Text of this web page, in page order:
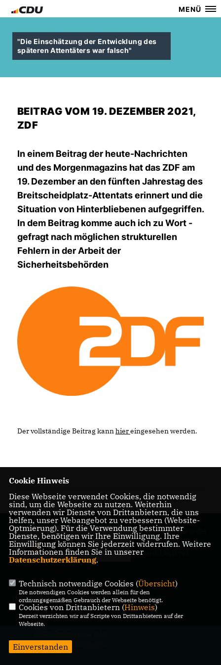
MENÜ
"Die Einschätzung der Entwicklung des
späteren Attentäters war falsch"
BEITRAG VOM 19. DEZEMBER 2021,
ZDF
In einem Beitrag der heute-Nachrichten
und des Morgenmagazins hat das ZDF am
19. Dezember an den fünften Jahrestag des
Breitscheidplatz-Attentats erinnert und die
Situation von Hinterbliebenen aufgegriffen.
In dem Beitrag komme auch ich zu Wort -
gefragt nach möglichen strukturellen
Fehlern in der Arbeit der
Sicherheitsbehörden
Der vollständige Beitrag kannhiereingesehen werden.
10.01.2022
Der Abgeordnete des
Pankower Wahlkreis
6 stellt sich vor.
IMPRESSUM DATENSCHUTZ KONTAKT
Alle Rechte vorbehalten.
Cookie Hinweis
Diese Webseite verwendet Cookies, die notwendig
sind, um die Webseite zu nutzen. Weiterhin
verwenden wir Dienste von Drittanbietern, die uns
helfen, unser Webangebot zu verbessern (Website-
Optmierung). Für die Verwendung bestimmter
Dienste, benötigen wir Ihre Einwilligung. Ihre
Einwilligung können Sie jederzeit widerrufen. Weitere
Informationen finden Sie in unserer
Datenschutzerklärung.
Technisch notwendige Cookies (Übersicht)
Die notwendigen Cookies werden allein für den
ordnungsgemäßen Gebrauch der Webseite benötigt.
Cookies von Drittanbietern (Hinweis)
Derzeit verzichten wir auf Scripte von Drittanbietern auf der
Webseite.
Einverstanden